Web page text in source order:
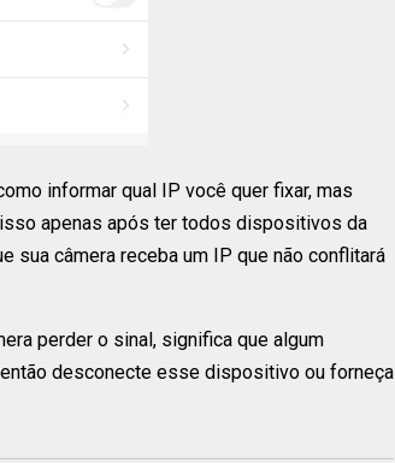
informar qual IP você quer fixar, mas
apenas após ter todos dispositivos da
sua câmera receba um IP que não conflitará
perder o sinal, significa que algum
desconecte esse dispositivo ou forneça